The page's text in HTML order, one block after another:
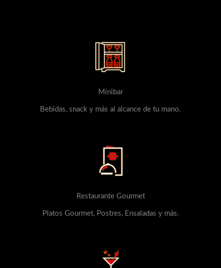
Minibar
Bebidas, snack y más al alcance de tu mano.
Restaurante Gourmet
Platos Gourmet, Postres, Ensaladas y más.